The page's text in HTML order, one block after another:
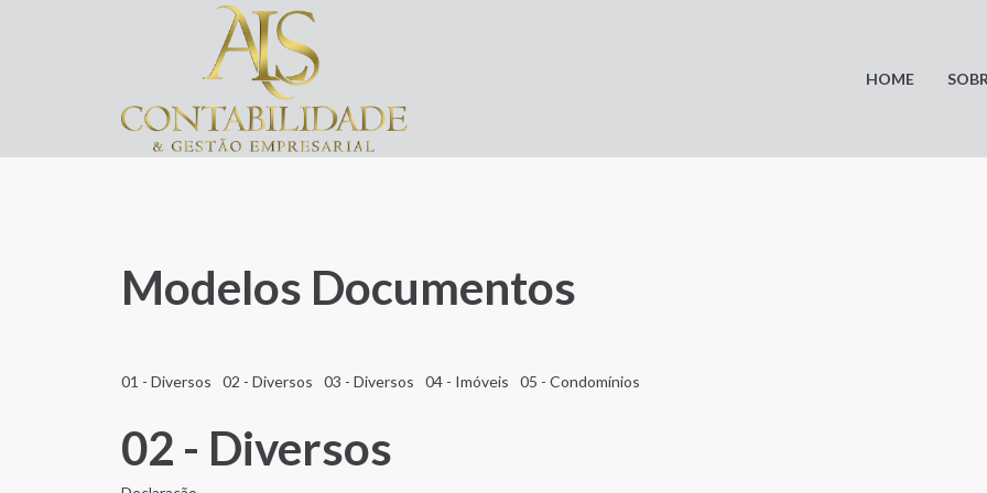
HOME
Modelos Documentos
01 - Diversos 02 - Diversos 03 - Diversos 04 - Imóveis 05 - Condomínios
02 - Diversos